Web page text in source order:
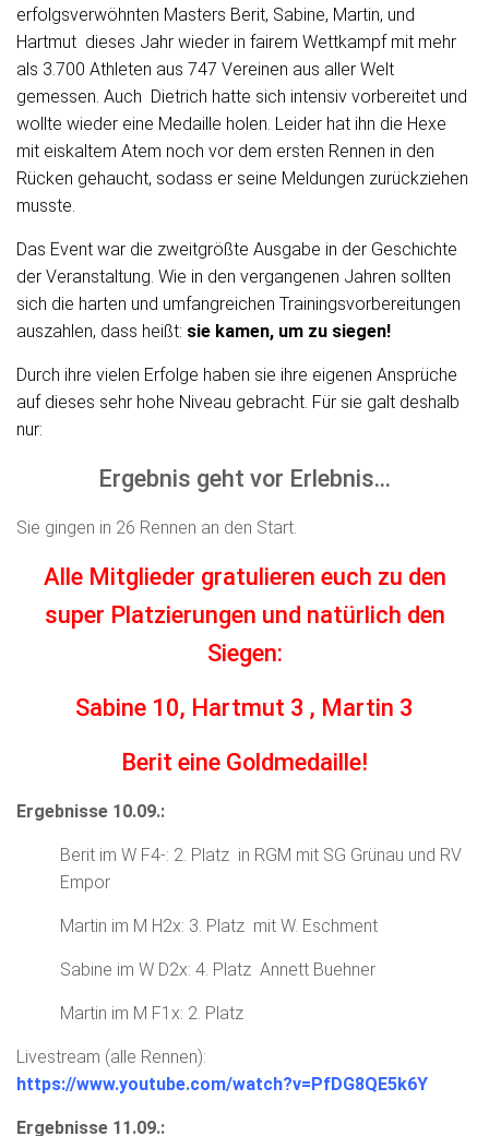
erfolgsverwöhnten Masters Berit, Sabine, Martin, und
Hartmut dieses Jahr wieder in fairem Wettkampf mit mehr
als 3.700 Athleten aus 747 Vereinen aus aller Welt
gemessen. Auch Dietrich hatte sich intensiv vorbereitet und
wollte wieder eine Medaille holen. Leider hat ihn die Hexe
mit eiskaltem Atem noch vor dem ersten Rennen in den
Rücken gehaucht, sodass er seine Meldungen zurückziehen
musste.
Das Event war die zweitgrößte Ausgabe in der Geschichte
der Veranstaltung. Wie in den vergangenen Jahren sollten
sich die harten und umfangreichen Trainingsvorbereitungen
auszahlen, dass heißt: sie kamen, um zu siegen!
Durch ihre vielen Erfolge haben sie ihre eigenen Ansprüche
auf dieses sehr hohe Niveau gebracht. Für sie galt deshalb
nur:
Ergebnis geht vor Erlebnis...
Sie gingen in 26 Rennen an den Start.
Alle Mitglieder gratulieren euch zu den
super Platzierungen und natürlich den
Siegen:
Sabine 10, Hartmut 3 , Martin 3
Berit eine Goldmedaille!
Ergebnisse 10.09.:
Berit im W F4-: 2. Platz in RGM mit SG Grünau und RV
Empor
Martin im M H2x: 3. Platz mit W. Eschment
Sabine im W D2x: 4. Platz Annett Buehner
Martin im M F1x: 2. Platz
Livestream (alle Rennen):
https://www.youtube.com/watch?v=PfDG8QE5k6Y
Ergebnisse 11.09.: